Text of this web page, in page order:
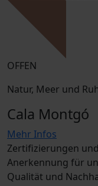
OFFEN
Natur, Meer und
Cala Montgó
Mehr Infos
Zertifizierungen
Anerkennung für
Qualität und